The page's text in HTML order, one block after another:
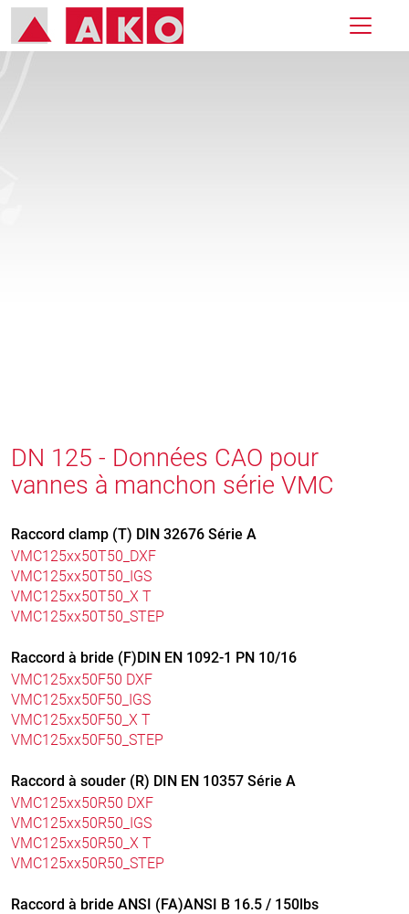
DN 125 - Données CAO pour
vannes à manchon série VMC
Raccord clamp (T) DIN 32676 Série A
VMC125xx50T50_DXF
VMC125xx50T50_IGS
VMC125xx50T50_X T
VMC125xx50T50_STEP
Raccord à bride (F)DIN EN 1092-1 PN 10/16
VMC125xx50F50 DXF
VMC125xx50F50_IGS
VMC125xx50F50_X T
VMC125xx50F50_STEP
Raccord à souder (R) DIN EN 10357 Série A
VMC125xx50R50 DXF
VMC125xx50R50_IGS
VMC125xx50R50_X T
VMC125xx50R50_STEP
Raccord à bride ANSI (FA)ANSI B 16.5 / 150lbs